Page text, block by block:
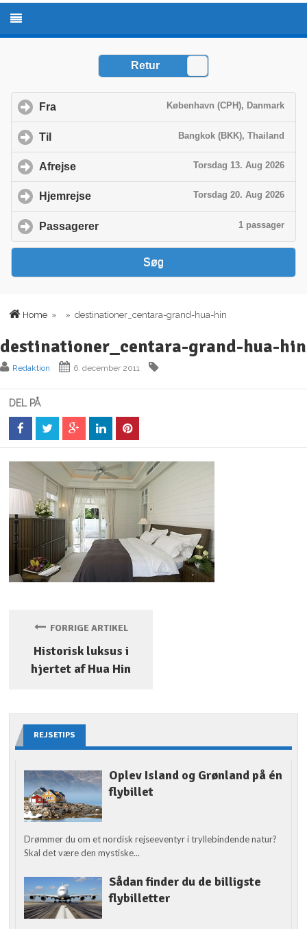
Home » » destinationer_centara-grand-hua-hin
destinationer_centara-grand-hua-hin
Redaktion 6. december 2011
DEL PÅ
FORRIGE ARTIKEL
Historisk luksus i
hjertet af Hua Hin
REJSETIPS
Oplev Island og Grønland på én
flybillet
Drømmer du om et nordisk rejseeventyr i tryllebindende natur?
Skal det være den mystiske...
Sådan finder du de billigste
flybilletter